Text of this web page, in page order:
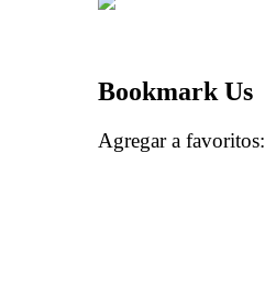
Bookmark Us
Agregar a